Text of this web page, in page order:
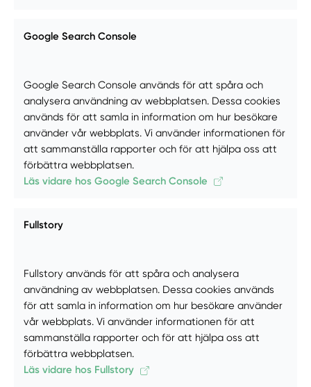
Google Search Console
Google Search Console används för att spåra och
analysera användning av webbplatsen. Dessa cookies
används för att samla in information om hur besökare
använder vår webbplats. Vi använder informationen för
att sammanställa rapporter och för att hjälpa oss att
förbättra webbplatsen.
Läs vidare hos Google Search Console
Fullstory
Fullstory används för att spåra och analysera
användning av webbplatsen. Dessa cookies används
för att samla in information om hur besökare använder
vår webbplats. Vi använder informationen för att
sammanställa rapporter och för att hjälpa oss att
förbättra webbplatsen.
Läs vidare hos Fullstory